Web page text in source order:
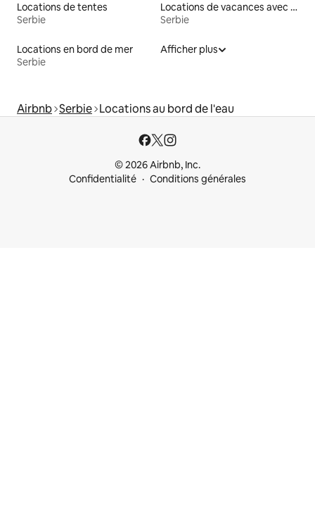
Locations de tentes
Serbie
Locations de vacances avec piscine
Serbie
Locations en bord de mer
Serbie
Afficher plus
Airbnb Serbie Locations au bord de l'eau
© 2026 Airbnb, Inc.
Confidentialité
Conditions générales